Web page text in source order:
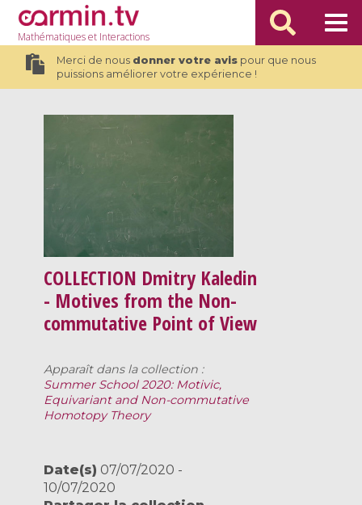
Mathématiqueset Interactions
Merci de nous donner votre avispour que nous
puissions améliorer votre expérience !
COLLECTION Dmitry Kaledin
- Motives from the Non-
commutative Point of View
Apparaît dans la collection :
Summer School 2020: Motivic,
Equivariant and Non-commutative
Homotopy Theory
Date(s) 07/07/2020 -
10/07/2020